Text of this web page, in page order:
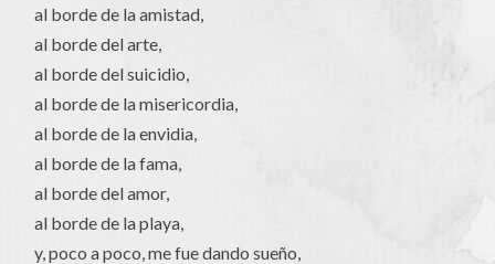
al borde de la amistad,
al borde del arte,
al borde del suicidio,
al borde de la misericordia,
al borde de la envidia,
al borde de la fama,
al borde del amor,
al borde de la playa,
y, poco a poco, me fue dando sueño,